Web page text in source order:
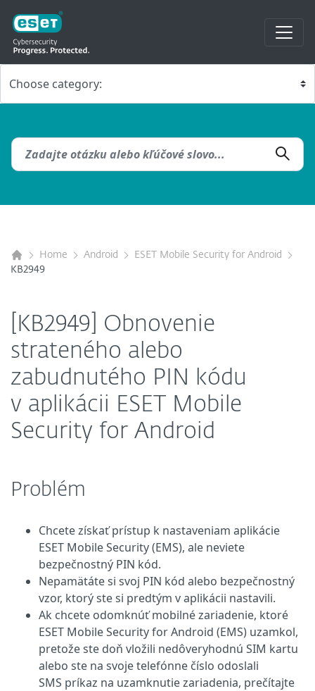
Home Android
ESET Mobile Security for Android
KB2949
[KB2949] Obnovenie
strateného alebo
zabudnutého PIN kódu
v aplikácii ESET Mobile
Security for Android
Problém
Chcete získať prístup k nastaveniam aplikácie
ESET Mobile Security (EMS), ale neviete
bezpečnostný PIN kód.
Nepamätáte si svoj PIN kód alebo bezpečnostný
vzor, ktorý ste si predtým v aplikácii nastavili.
Ak chcete odomknúť mobilné zariadenie, ktoré
ESET Mobile Security for Android (EMS) uzamkol,
pretože ste doň vložili nedôveryhodnú SIM kartu
alebo ste na svoje telefónne číslo odoslali
SMS príkaz na uzamknutie zariadenia, prečítajte